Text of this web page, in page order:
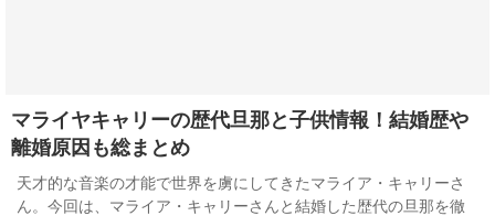
マライヤキャリーの歴代旦那と子供情報！結婚歴や
離婚原因も総まとめ
天才的な音楽の才能で世界を虜にしてきたマライア・キャリーさ
ん。今回は、マライア・キャリーさんと結婚した歴代の旦那を徹